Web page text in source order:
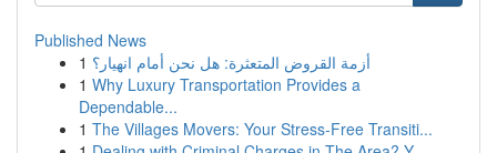
Published News
1 أزمة القروض المتعثرة: هل نحن أمام انهيار؟
1 Why Luxury Transportation Provides a
Dependable...
1 The Villages Movers: Your Stress-Free Transiti...